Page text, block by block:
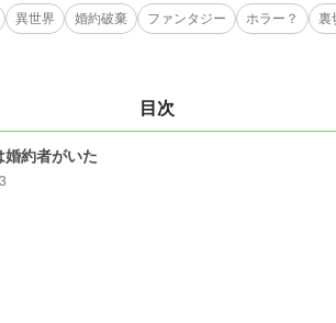
異世界 婚約破棄 ファンタジー ホラー？ 裏
目次
婚約者がいた